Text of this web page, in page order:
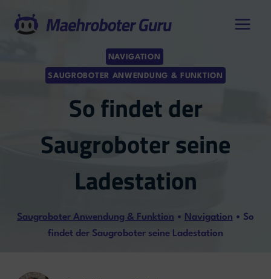
Inhalt
NAVIGATION
SAUGROBOTER ANWENDUNG & FUNKTION
So findet der
Saugroboter seine
Ladestation
Saugroboter Anwendung & Funktion • Navigation • So
findet der Saugroboter seine Ladestation